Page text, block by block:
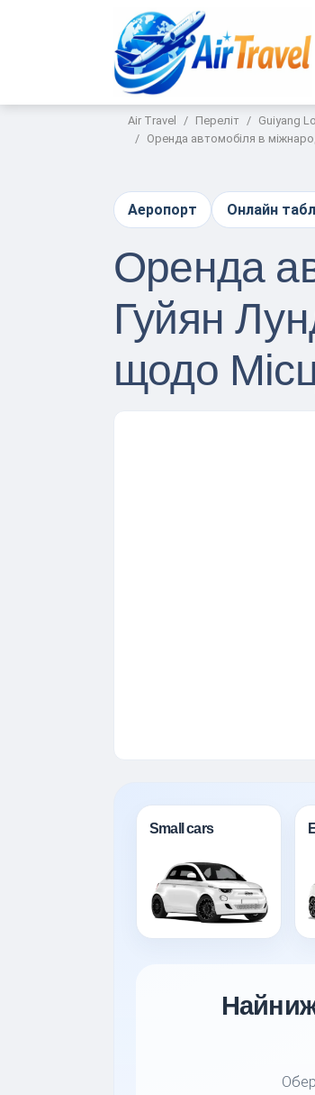
Air Travel Переліт
Guiyang
Оренда автомобіля в
Аеропорт Онлайн
Оренда
Гуйян
щодо
Small cars